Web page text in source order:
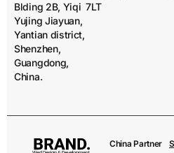
Blding 2B, Yiqi
Yujing Jiayuan,
Yantian district,
Shenzhen,
Guangdong,
China.
7LT
China Partner